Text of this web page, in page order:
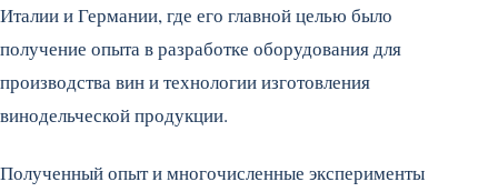
Италии и Германии, где его главной целью было
получение опыта в разработке оборудования для
производства вин и технологии изготовления
винодельческой продукции.
Полученный опыт и многочисленные эксперименты